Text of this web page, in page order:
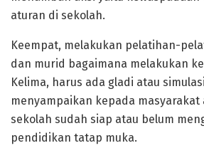
aturan di sekolah.
Keempat, melakukan pelatihan-
dan murid bagaimana melakukan
Kelima, harus ada gladi atau
menyampaikan kepada
sekolah sudah siap atau belum
pendidikan tatap muka.